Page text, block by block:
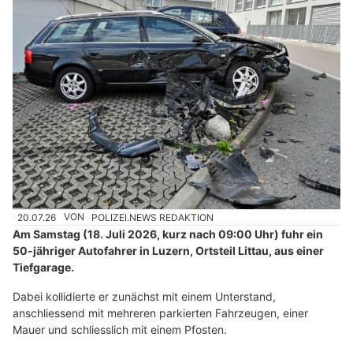
20.07.26 VON POLIZEI.NEWS REDAKTION
Am Samstag (18. Juli 2026, kurz nach 09:00 Uhr) fuhr ein
50-jähriger Autofahrer in Luzern, Ortsteil Littau, aus einer
Tiefgarage.
Dabei kollidierte er zunächst mit einem Unterstand,
anschliessend mit mehreren parkierten Fahrzeugen, einer
Mauer und schliesslich mit einem Pfosten.